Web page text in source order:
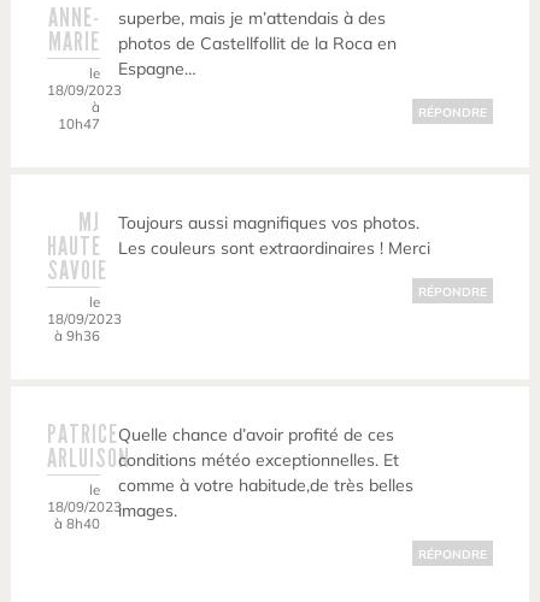
ANNE-
MARIE
le
18/09/2023
à
10h47
superbe, mais je m’attendais à des
photos de Castellfollit de la Roca en
Espagne…
RÉPONDRE
MJ
HAUTE
SAVOIE
le
18/09/2023
à 9h36
Toujours aussi magnifiques vos photos.
Les couleurs sont extraordinaires ! Merci
RÉPONDRE
PATRICE
ARLUISON
le
18/09/2023
à 8h40
Quelle chance d’avoir profité de ces
conditions météo exceptionnelles. Et
comme à votre habitude,de très belles
images.
RÉPONDRE